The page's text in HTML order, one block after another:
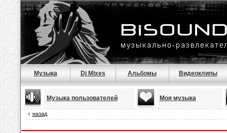
Музыка Dj Mixes Альбомы Видеоклипы
Музыка пользователей Моя музыка
назад